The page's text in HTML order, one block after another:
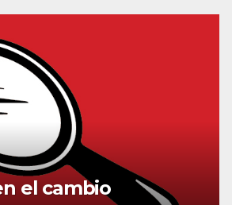
el día nacional de la